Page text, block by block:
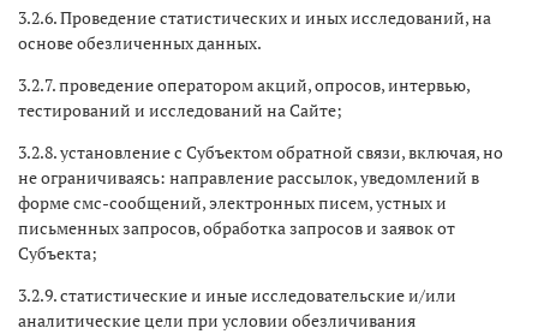
3.2.6. Проведение статистических и иных исследований, на
основе обезличенных данных.
3.2.7. проведение оператором акций, опросов, интервью,
тестирований и исследований на Сайте;
3.2.8. установление с Субъектом обратной связи, включая, но
не ограничиваясь: направление рассылок, уведомлений в
форме смс-сообщений, электронных писем, устных и
письменных запросов, обработка запросов и заявок от
Субъекта;
3.2.9. статистические и иные исследовательские и/или
аналитические цели при условии обезличивания